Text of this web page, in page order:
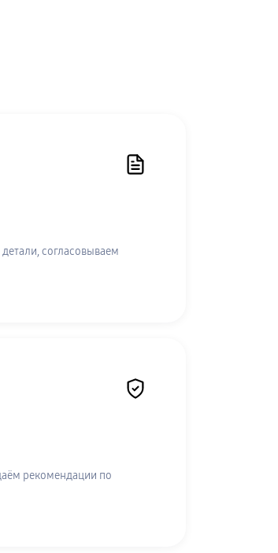
согласовываем
рекомендации по